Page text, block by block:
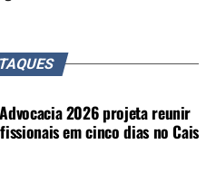
2026 projeta reunir
em cinco dias no Cais